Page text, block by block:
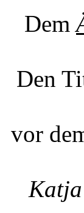
Dem
Den
vor